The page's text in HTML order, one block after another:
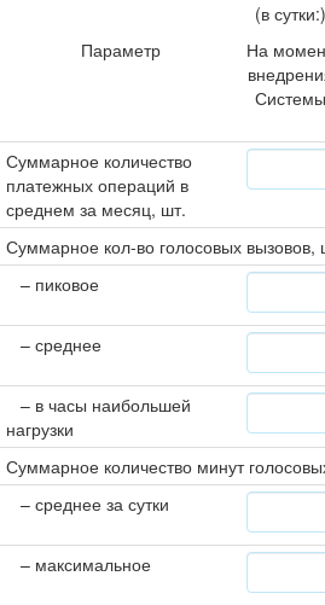
(в сутки:)
Параметр
На
Системы
Суммарное количество
платежных операций в
среднем за месяц, шт.
Суммарное кол-во голосовых вызовов,
– пиковое
– среднее
– в часы наибольшей
нагрузки
Суммарное количество минут
– среднее за сутки
– максимальное